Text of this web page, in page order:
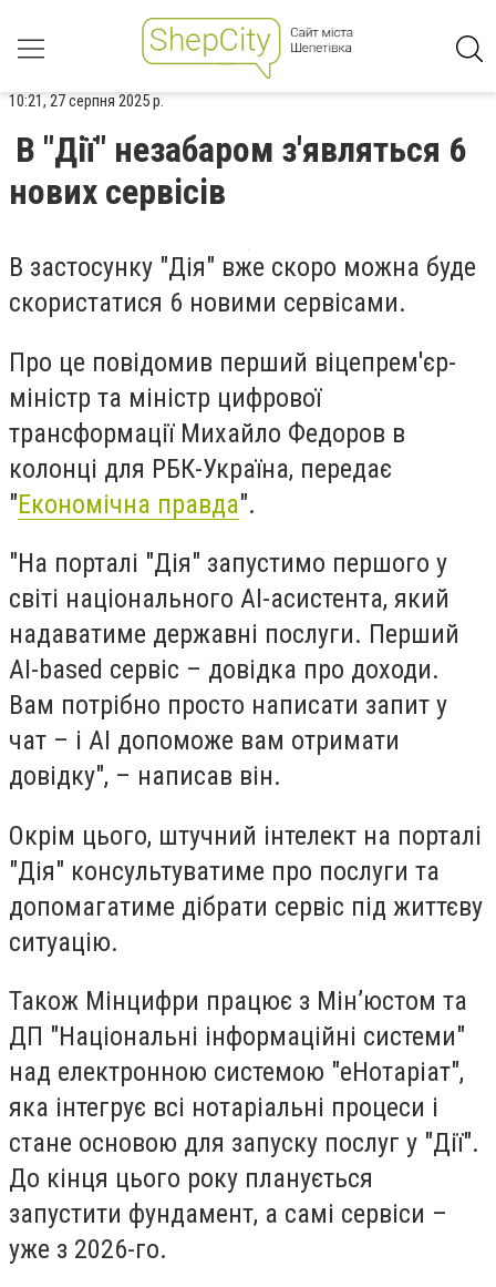
10:21, 27 серпня 2025 р.
В "Дії" незабаром з'являться 6
нових сервісів
В застосунку "Дія" вже скоро можна буде
скористатися 6 новими сервісами.
Про це повідомив перший віцепрем'єр-
міністр та міністр цифрової
трансформації Михайло Федоров в
колонці для РБК-Україна, передає
"Економічна правда".
"На порталі "Дія" запустимо першого у
світі національного АІ-асистента, який
надаватиме державні послуги. Перший
АІ-based сервіс – довідка про доходи.
Вам потрібно просто написати запит у
чат – і АІ допоможе вам отримати
довідку", – написав він.
Окрім цього, штучний інтелект на порталі
"Дія" консультуватиме про послуги та
допомагатиме дібрати сервіс під життєву
ситуацію.
Також Мінцифри працює з Мін’юстом та
ДП "Національні інформаційні системи"
над електронною системою "еНотаріат",
яка інтегрує всі нотаріальні процеси і
стане основою для запуску послуг у "Дії".
До кінця цього року планується
запустити фундамент, а самі сервіси –
уже з 2026-го.